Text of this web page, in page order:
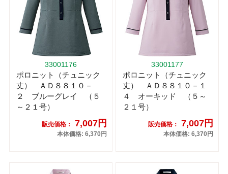
33001176
ポロニット（チュニック
丈） ＡＤ８８１０－
２ ブルーグレイ （５
～２１号）
販売価格： 7,007円
本体価格: 6,370円
33001177
ポロニット（チュニック
丈） ＡＤ８８１０－１
４ オーキッド （５～
２１号）
販売価格： 7,007円
本体価格: 6,370円